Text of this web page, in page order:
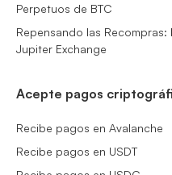
Perpetuos de BTC
Repensando las
Jupiter Exchange
Acepte pagos
Recibe pagos en Avalanche
Recibe pagos en USDT